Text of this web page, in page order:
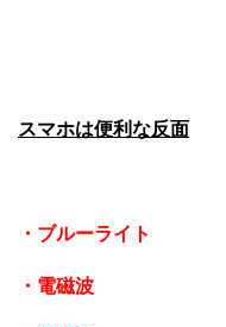
スマホは便利な反面
・ブルーライト
・電磁波